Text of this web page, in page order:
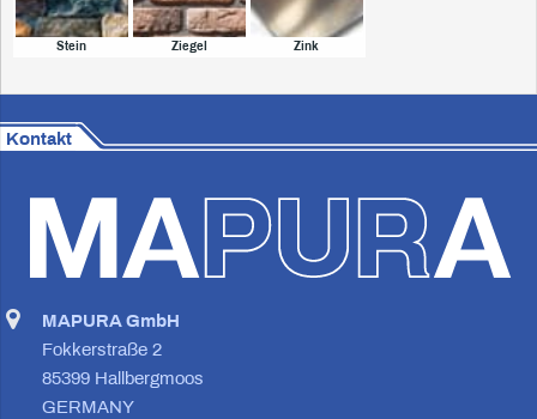
Stein Ziegel Zink
Kontakt
MAPURA GmbH
Fokkerstraße 2
85399 Hallbergmoos
GERMANY